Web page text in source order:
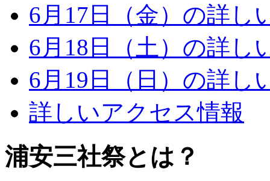
6月17日（金）の詳し
6月18日（土）の詳し
6月19日（日）の詳し
詳しいアクセス情報
浦安三社祭とは？